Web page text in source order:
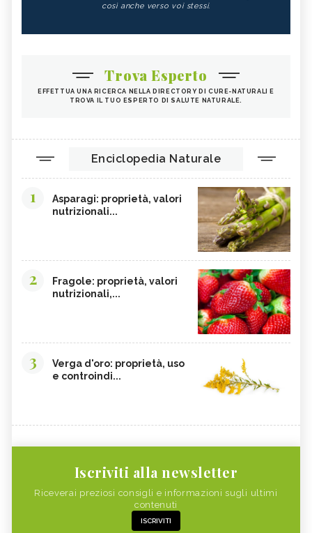
così anche verso voi stessi.
Trova Esperto
EFFETTUA UNA RICERCA NELLA DIRECTORY DI CURE-NATURALI E
TROVA IL TUO ESPERTO DI SALUTE NATURALE.
Enciclopedia Naturale
1
Asparagi: proprietà, valori
nutrizionali...
2
Fragole: proprietà, valori
nutrizionali,...
3
Verga d'oro: proprietà, uso
e controindi...
Iscriviti alla newsletter
Riceverai preziosi consigli e informazioni sugli ultimi
contenuti
ISCRIVITI